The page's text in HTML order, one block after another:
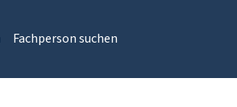
Fachperson suchen